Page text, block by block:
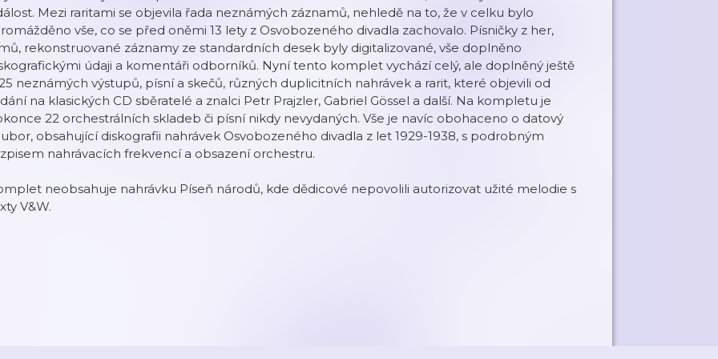
Mezi raritami se objevila řada neznámých záznamů, nehledě na to, že v celku bylo
vše, co se před oněmi 13 lety z Osvobozeného divadla zachovalo. Písničky z her,
rekonstruované záznamy ze standardních desek byly digitalizované, vše doplněno
údaji a komentáři odborníků. Nyní tento komplet vychází celý, ale doplněný ještě
neznámých výstupů, písní a skečů, různých duplicitních nahrávek a rarit, které objevili od
na klasických CD sběratelé a znalci Petr Prajzler, Gabriel Gössel a další. Na kompletu je
22 orchestrálních skladeb či písní nikdy nevydaných. Vše je navíc obohaceno o datový
obsahující diskografii nahrávek Osvobozeného divadla z let 1929-1938, s podrobným
nahrávacích frekvencí a obsazení orchestru.
neobsahuje nahrávku Píseň národů, kde dědicové nepovolili autorizovat užité melodie s
V&W.